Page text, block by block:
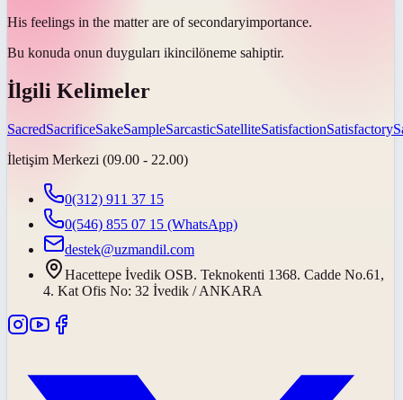
His feelings in the matter are of secondaryimportance.
Bu konuda onun duyguları ikincilöneme sahiptir.
İlgili Kelimeler
SacredSacrificeSakeSampleSarcasticSatelliteSatisfactionSatisfactory
İletişim Merkezi (09.00 - 22.00)
0(312) 911 37 15
0(546) 855 07 15 (WhatsApp)
destek@uzmandil.com
Hacettepe İvedik OSB. Teknokenti 1368. Cadde No.61,
4. Kat Ofis No: 32 İvedik / ANKARA